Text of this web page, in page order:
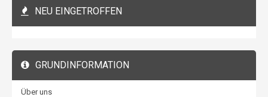
NEU EINGETROFFEN
GRUNDINFORMATION
Über uns